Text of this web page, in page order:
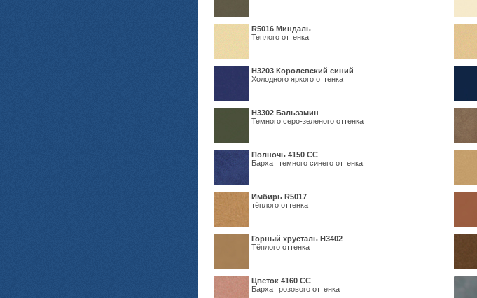
R5016 Миндаль
Теплого оттенка
Н3203 Королевский синий
Холодного яркого оттенка
Н3302 Бальзамин
Темного серо-зеленого оттенка
Полночь 4150 СС
Бархат темного синего оттенка
Имбирь R5017
тёплого оттенка
Горный хрусталь H3402
Тёплого оттенка
Цветок 4160 СС
Бархат розового оттенка